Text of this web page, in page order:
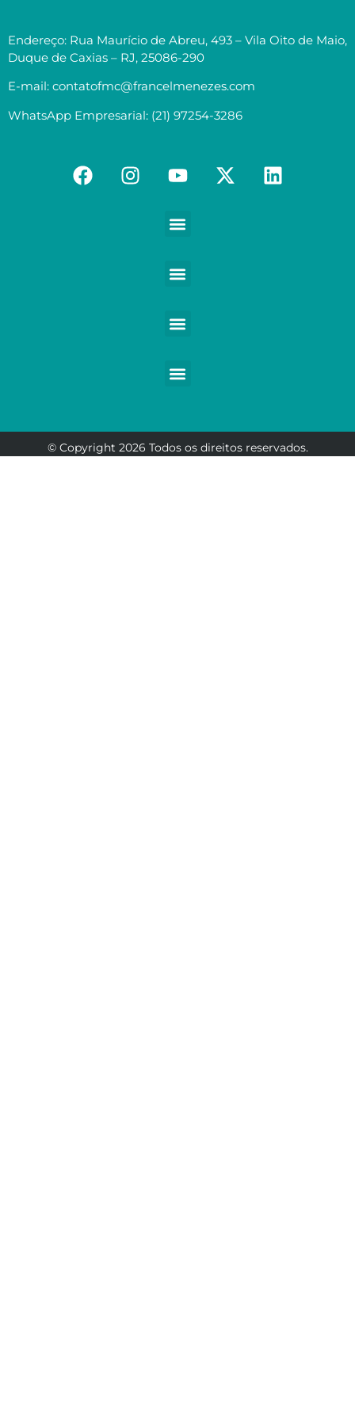
Endereço: Rua Maurício de Abreu, 493 – Vila Oito de Maio,
Duque de Caxias – RJ, 25086-290
E-mail: contatofmc@francelmenezes.com
WhatsApp Empresarial: (21) 97254-3286
© Copyright 2026 Todos os direitos reservados.